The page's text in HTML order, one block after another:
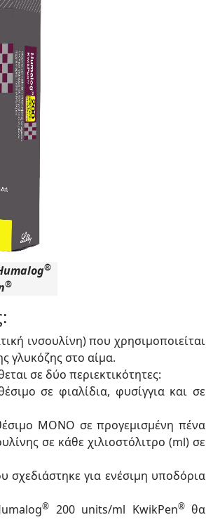
®
®
ινσουλίνη) που χρησιμοποιείται
γλυκόζης στο αίμα.
σε δύο περιεκτικότητες:
σε φιαλίδια, φυσίγγια και σε
ΜΟΝΟ σε προγεμισμένη πένα
σε κάθε χιλιοστόλιτρο (ml) σε
σχεδιάστηκε για ενέσιμη υποδόρια
® 200 units/ml KwikPen®θα